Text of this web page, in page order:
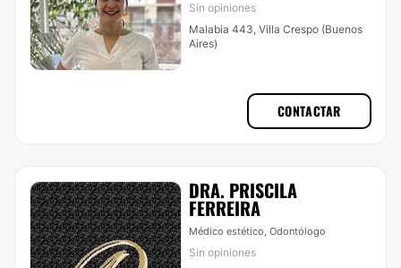
Sin opiniones
Malabia 443, Villa Crespo (Buenos
Aires)
CONTACTAR
DRA. PRISCILA
FERREIRA
Médico estético, Odontólogo
Sin opiniones